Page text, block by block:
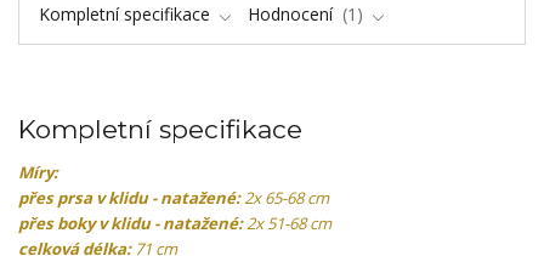
Kompletní specifikace Hodnocení 1
Kompletní specifikace
Míry:
přes prsa v klidu - natažené:2x 65-68 cm
přes boky v klidu - natažené:2x 51-68 cm
celková délka: 71 cm